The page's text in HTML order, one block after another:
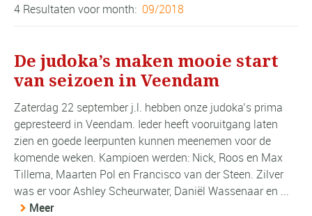
4 Resultaten voormonth: 09/2018
De judoka’s maken mooie start
van seizoen in Veendam
Zaterdag 22 september j.l. hebben onze judoka’s prima
gepresteerd in Veendam. Ieder heeft vooruitgang laten
zien en goede leerpunten kunnen meenemen voor de
komende weken. Kampioen werden: Nick, Roos en Max
Tillema, Maarten Pol en Francisco van der Steen. Zilver
was er voor Ashley Scheurwater, Daniël Wassenaar en ...
Meer